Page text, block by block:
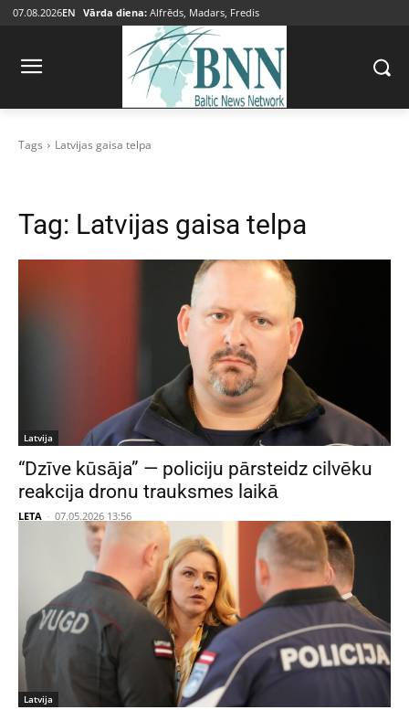
07.08.2026EN Vārda diena: Alfrēds, Madars, Fredis
Tags Latvijas gaisa telpa
Tag: Latvijas gaisa telpa
Latvija
“Dzīve kūsāja” — policiju pārsteidz cilvēku
reakcija dronu trauksmes laikā
LETA - 07.05.2026 13:56
Latvija